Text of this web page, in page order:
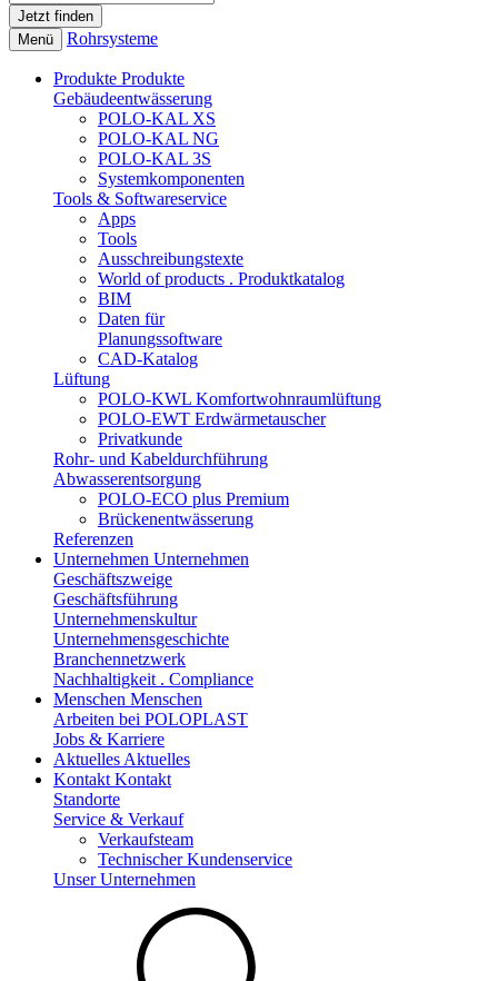
Menü Rohrsysteme
Produkte Produkte
Gebäudeentwässerung
POLO-KAL XS
POLO-KAL NG
POLO-KAL 3S
Systemkomponenten
Tools & Softwareservice
Apps
Tools
Ausschreibungstexte
World of products . Produktkatalog
BIM
Daten für
Planungssoftware
CAD-Katalog
Lüftung
POLO-KWL Komfortwohnraumlüftung
POLO-EWT Erdwärmetauscher
Privatkunde
Rohr- und Kabeldurchführung
Abwasserentsorgung
POLO-ECO plus Premium
Brückenentwässerung
Referenzen
Unternehmen Unternehmen
Geschäftszweige
Geschäftsführung
Unternehmenskultur
Unternehmensgeschichte
Branchennetzwerk
Nachhaltigkeit . Compliance
Menschen Menschen
Arbeiten bei POLOPLAST
Jobs & Karriere
Aktuelles Aktuelles
Kontakt Kontakt
Standorte
Service & Verkauf
Verkaufsteam
Technischer Kundenservice
Unser Unternehmen